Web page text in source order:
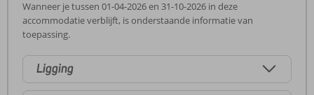
Wanneer je tussen 01-04-2026 en 31-10-2026 in deze
accommodatie verblijft, is onderstaande informatie van
toepassing.
Ligging